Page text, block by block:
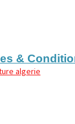
&
algerie